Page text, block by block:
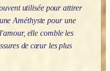
utilisée pour attirer
Améthyste pour une
elle comble les
de cœur les plus